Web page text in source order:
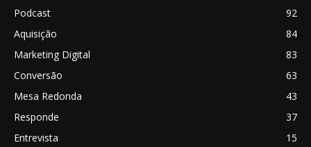
Podcast
92
Aquisição
84
Marketing Digital
83
Conversão
63
Mesa Redonda
43
Responde
37
Entrevista
15